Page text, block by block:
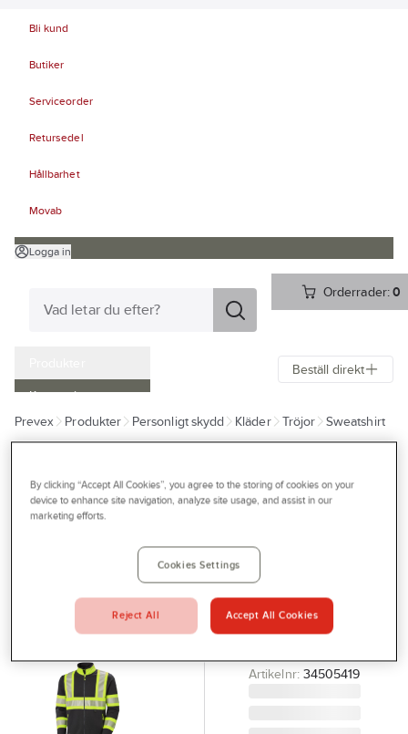
Bli kund
Butiker
Serviceorder
Retursedel
Hållbarhet
Movab
Logga in
Orderrader:0
Kampanjer
Outlet
Bli kund
Serviceverkstad
Företagsprofilering
Movab
Beställ direkt
Prevex Produkter Personligt skydd Kläder Tröjor Sweatshirt
Tröja Helly
Hansen
79274 ICU
ICU GUL/EB XL
HELLY HANSEN
79274-369-XL
Artikelnr: 34505419
By clicking “Accept All Cookies”, you agree to the storing of cookies on your
device to enhance site navigation, analyze site usage, and assist in our
marketing efforts.
Cookies Settings
Reject All Accept All Cookies